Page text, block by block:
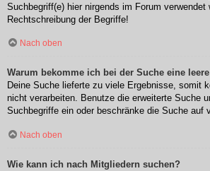
Suchbegriff(e) hier nirgends im Forum verwendet
Rechtschreibung der Begriffe!
Nach oben
Warum bekomme ich bei der Suche eine
Deine Suche lieferte zu viele Ergebnisse, somit
nicht verarbeiten. Benutze die erweiterte Suche
Suchbegriffe ein oder beschränke die Suche auf
Nach oben
Wie kann ich nach Mitgliedern suchen?